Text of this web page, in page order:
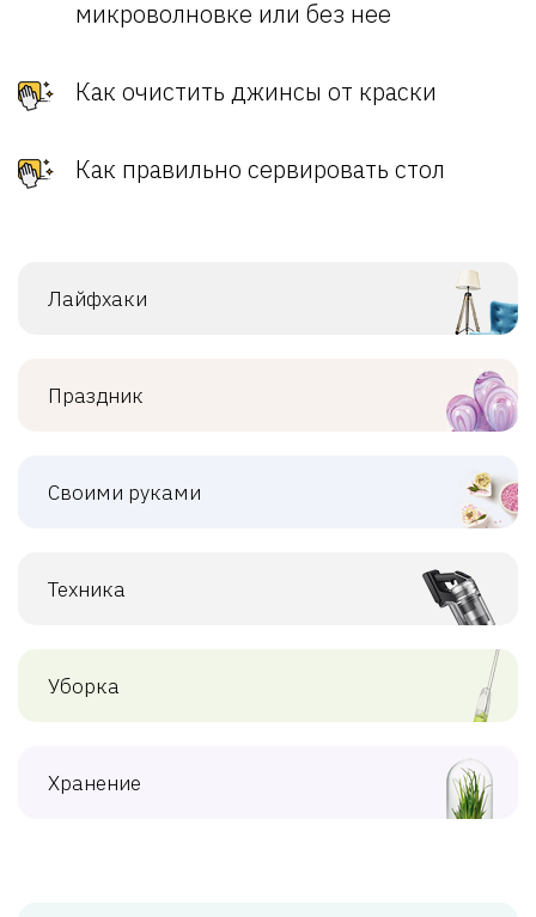
микроволновке или без нее
Как очистить джинсы от краски
Как правильно сервировать стол
Лайфхаки
Праздник
Своими руками
Техника
Уборка
Хранение